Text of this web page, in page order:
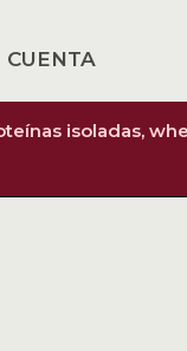
CUENTA
isoladas,